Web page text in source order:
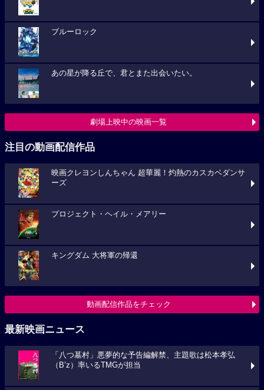
ブルーロック
あの星が降る丘で、君とまた出会いたい。
劇場上映中の映画一覧
注目の動画配信作品
映画クレヨンしんちゃん 超華麗！灼熱のカスカベダンサ
ーズ
プロジェクト・ヘイル・メアリー
キングダム 大将軍の帰還
動画配信作品をチェック
最新映画ニュース
「八つ墓村」悪夢的な予告編解禁、主題歌は松本孝弘
（B’z）率いるTMGが担当